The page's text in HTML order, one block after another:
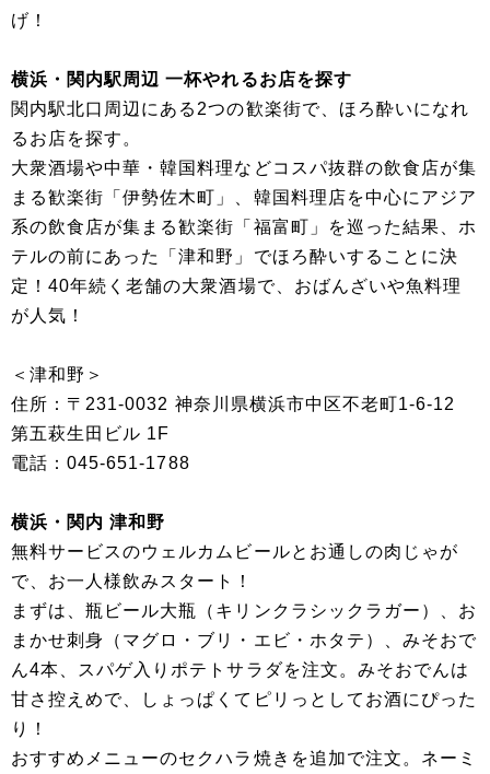
げ！
横浜・関内駅周辺 一杯やれるお店を探す
関内駅北口周辺にある2つの歓楽街で、ほろ酔いになれ
るお店を探す。
大衆酒場や中華・韓国料理などコスパ抜群の飲食店が集
まる歓楽街「伊勢佐木町」、韓国料理店を中心にアジア
系の飲食店が集まる歓楽街「福富町」を巡った結果、ホ
テルの前にあった「津和野」でほろ酔いすることに決
定！40年続く老舗の大衆酒場で、おばんざいや魚料理
が人気！
＜津和野＞
住所：〒231-0032 神奈川県横浜市中区不老町1-6-12
第五萩生田ビル 1F
電話：045-651-1788
横浜・関内 津和野
無料サービスのウェルカムビールとお通しの肉じゃが
で、お一人様飲みスタート！
まずは、瓶ビール大瓶（キリンクラシックラガー）、お
まかせ刺身（マグロ・ブリ・エビ・ホタテ）、みそおで
ん4本、スパゲ入りポテトサラダを注文。みそおでんは
甘さ控えめで、しょっぱくてピリっとしてお酒にぴった
り！
おすすめメニューのセクハラ焼きを追加で注文。ネーミ